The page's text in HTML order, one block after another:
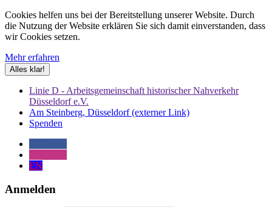
Cookies helfen uns bei der Bereitstellung unserer Website. Durch
die Nutzung der Website erklären Sie sich damit einverstanden, dass
wir Cookies setzen.
Mehr erfahren
Alles klar!
Linie D - Arbeitsgemeinschaft historischer Nahverkehr
Düsseldorf e.V.
Am Steinberg, Düsseldorf (externer Link)
Spenden
EN
Anmelden